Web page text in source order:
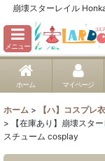
崩壊スターレイル
メニュー
ホーム マイページ
ホーム > 【ハ】コスプレ
>
【在庫あり】崩壊スタ
スチューム cosplay